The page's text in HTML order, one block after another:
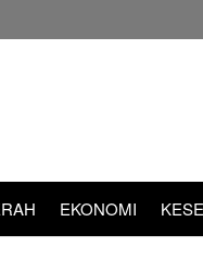
EKONOMI